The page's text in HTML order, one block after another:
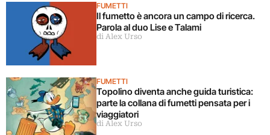
FUMETTI
Il fumetto è ancora un campo di ricerca.
Parola al duo Lise e Talami
di Alex Urso
FUMETTI
Topolino diventa anche guida turistica:
parte la collana di fumetti pensata per i
viaggiatori
di Alex Urso